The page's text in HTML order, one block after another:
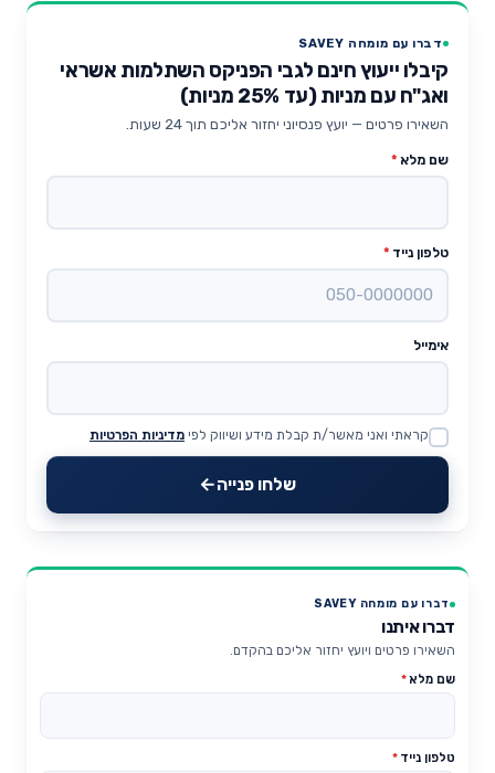
דברו עם מומחה SAVEY
קיבלו ייעוץ חינם לגבי הפניקס השתלמות אשראי
ואג"ח עם מניות (עד 25% מניות)
השאירו פרטים — יועץ פנסיוני יחזור אליכם תוך 24 שעות.
שם מלא *
טלפון נייד *
אימייל
Website
קראתי ואני מאשר/ת קבלת מידע ושיווק לפי מדיניות הפרטיות
שלחו פנייה
דברו עם מומחה SAVEY
דברו איתנו
השאירו פרטים ויועץ יחזור אליכם בהקדם.
שם מלא*
טלפון נייד *